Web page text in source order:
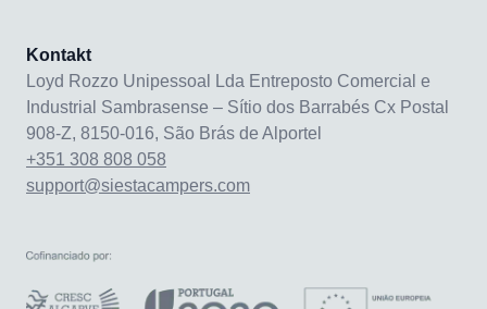
Kontakt
Loyd Rozzo Unipessoal Lda Entreposto Comercial e
Industrial Sambrasense – Sítio dos Barrabés Cx Postal
908-Z, 8150-016, São Brás de Alportel
+351 308 808 058
support@siestacampers.com